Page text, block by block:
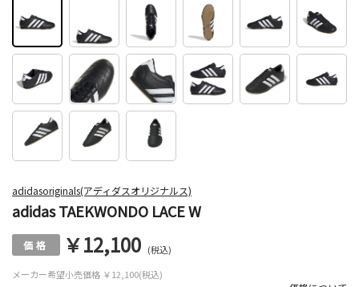
adidasoriginals(アディダスオリジナルス)
adidas TAEKWONDO LACE W
メーカー希望小売価格 ￥12,100(税込)
￥12,100 (税込)